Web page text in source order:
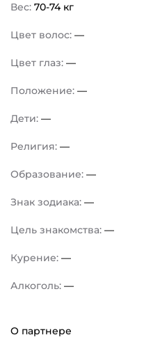
Вес: 70-74 кг
Цвет волос: —
Цвет глаз: —
Положение: —
Дети: —
Религия: —
Образование: —
Знак зодиака: —
Цель знакомства: —
Курение: —
Алкоголь: —
О партнере